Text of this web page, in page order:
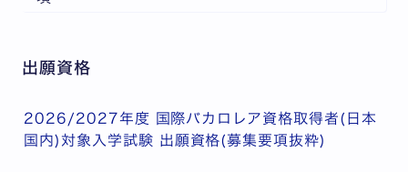
出願資格
2026/2027年度 国際バカロレア資格取得者(日本
国内)対象入学試験 出願資格(募集要項抜粋)